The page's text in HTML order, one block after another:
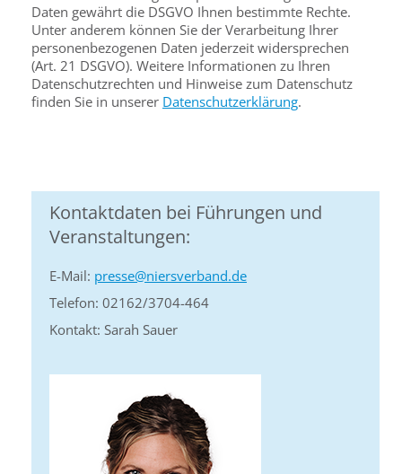
Daten gewährt die DSGVO Ihnen bestimmte Rechte.
Unter anderem können Sie der Verarbeitung Ihrer
personenbezogenen Daten jederzeit widersprechen
(Art. 21 DSGVO). Weitere Informationen zu Ihren
Datenschutzrechten und Hinweise zum Datenschutz
finden Sie in unserer Datenschutzerklärung.
Kontaktdaten bei Führungen und
Veranstaltungen:
E-Mail: presse@niersverband.de
Telefon: 02162/3704-464
Kontakt: Sarah Sauer